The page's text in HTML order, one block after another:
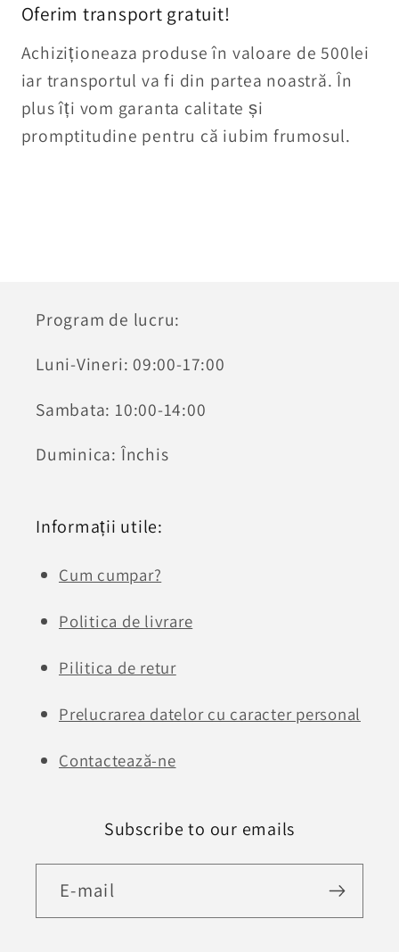
Oferim transport gratuit!
Achiziționeaza produse în valoare de 500lei
iar transportul va fi din partea noastră. În
plus îți vom garanta calitate și
promptitudine pentru că iubim frumosul.
Program de lucru:
Luni-Vineri: 09:00-17:00
Sambata: 10:00-14:00
Duminica: Închis
Informații utile:
Cum cumpar?
Politica de livrare
Pilitica de retur
Prelucrarea datelor cu caracter personal
Contactează-ne
Subscribe to our emails
E-mail